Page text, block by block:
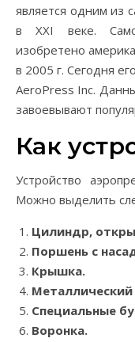
является одним из
в XXI веке. Само
изобретено
в 2005 г. Сегодня
AeroPress Inc.
завоевывают
Как
Устройство
Можно выделить
Цилиндр,
Поршень с
Крышка.
Специальные
Воронка.